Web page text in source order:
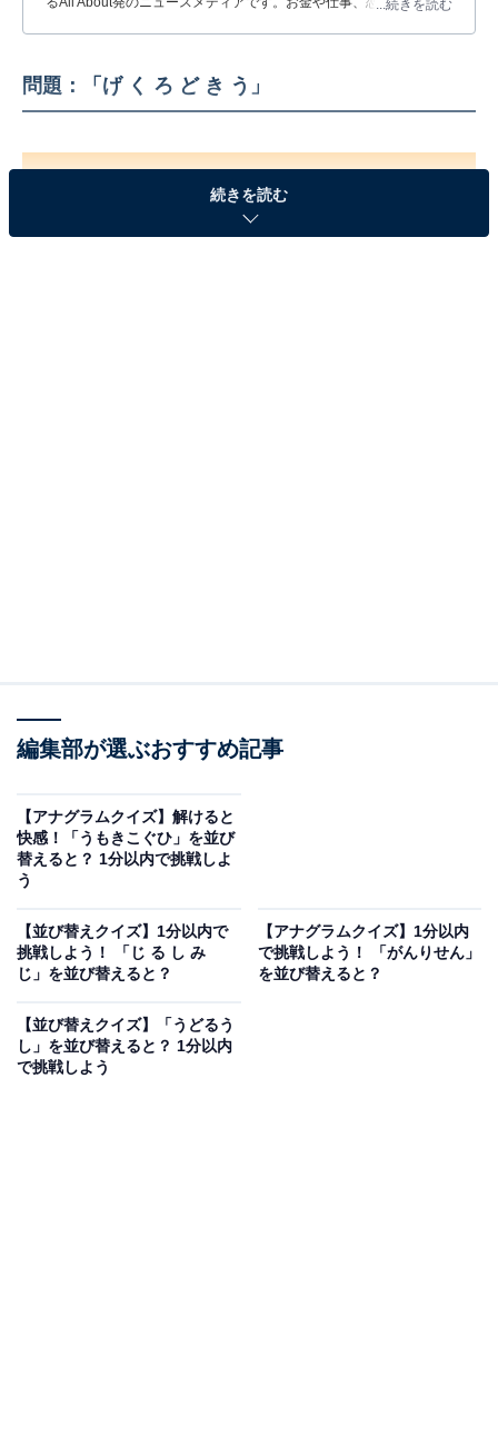
...続きを読む
問題：「げ く ろ ど き う」
あわせて読みたい
きこぐひ」を並び替えると？ 1分以内で挑戦
しよう
【並び替えクイズ】解けるとスッキリ！「お
い う せ め い」を並び替えると？ 1分以内で
挑戦しよう
続きを読む
編集部が選ぶおすすめ記事
【アナグラムクイズ】解けると
快感！「うもきこぐひ」を並び
替えると？ 1分以内で挑戦しよ
う
【並び替えクイズ】1分以内で
挑戦しよう！ 「じ る し み
じ」を並び替えると？
【アナグラムクイズ】1分以内
で挑戦しよう！ 「がんりせん」
を並び替えると？
【並び替えクイズ】「うどるう
し」を並び替えると？ 1分以内
で挑戦しよう